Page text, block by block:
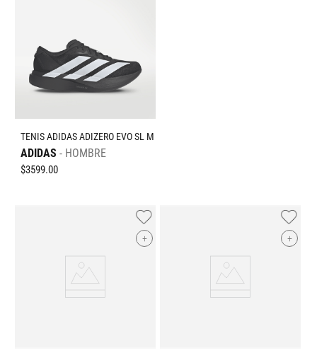
TENIS ADIDAS ADIZERO EVO SL M
ADIDAS HOMBRE
$3599.00
+ +